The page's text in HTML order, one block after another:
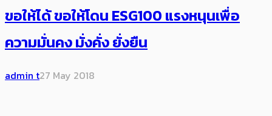
ขอให้ได้ ขอให้โดน ESG100 แรงหนุนเพื่อ
ความมั่นคง มั่งคั่ง ยั่งยืน
admin t27 May 2018